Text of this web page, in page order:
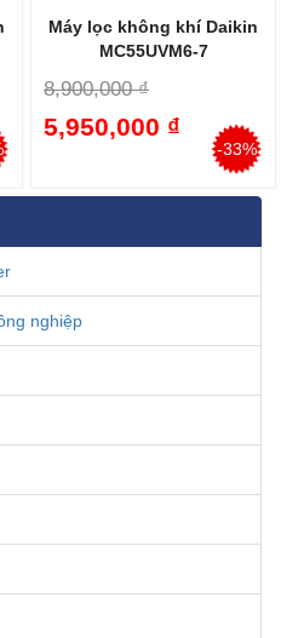
Máy lọc không khí Daikin
MC55UVM6-7
8,900,000 ₫
5,950,000 ₫
-33%
nghiệp